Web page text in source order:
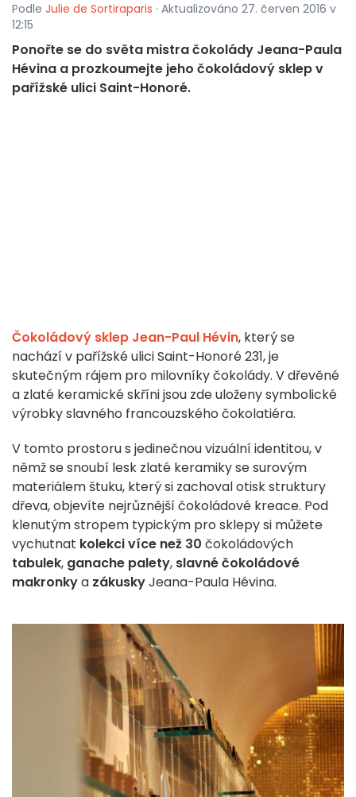
Podle Julie de Sortiraparis · Aktualizováno 27. červen 2016 v
12:15
Ponořte se do světa mistra čokolády Jeana-Paula
Hévina a prozkoumejte jeho čokoládový sklep v
pařížské ulici Saint-Honoré.
Čokoládový sklep Jean-Paul Hévin, který se
nachází v pařížské ulici Saint-Honoré 231, je
skutečným rájem pro milovníky čokolády. V dřevěné
a zlaté keramické skříni jsou zde uloženy symbolické
výrobky slavného francouzského čokolatiéra.
V tomto prostoru s jedinečnou vizuální identitou, v
němž se snoubí lesk zlaté keramiky se surovým
materiálem štuku, který si zachoval otisk struktury
dřeva, objevíte nejrůznější čokoládové kreace. Pod
klenutým stropem typickým pro sklepy si můžete
vychutnat kolekci více než 30 čokoládových
tabulek, ganache palety, slavné čokoládové
makronkya zákuskyJeana-Paula Hévina.